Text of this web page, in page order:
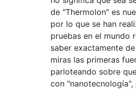
de "Thermolon" es
por lo que se han
pruebas en el mundo
saber exactamente
miras las primeras
parloteando sobre
con